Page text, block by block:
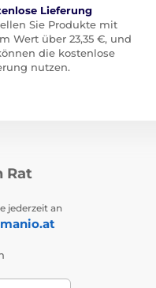
Lieferung
Sie Produkte mit
Wert über 23,35 €, und
die kostenlose
nutzen.
Rat
jederzeit an